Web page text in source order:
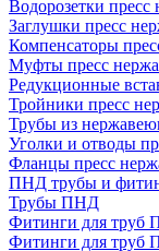
Водорозетки
Заглушки пресс
Компенсаторы
Муфты пресс
Редукционные
Тройники пресс
Трубы из
Уголки и отводы
Фланцы пресс
ПНД трубы и
Трубы ПНД
Фитинги для труб
Фитинги для труб